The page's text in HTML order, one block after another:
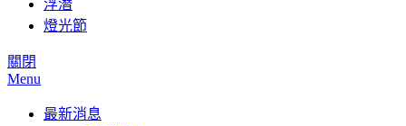
浮潛
燈光節
關閉
Menu
最新消息